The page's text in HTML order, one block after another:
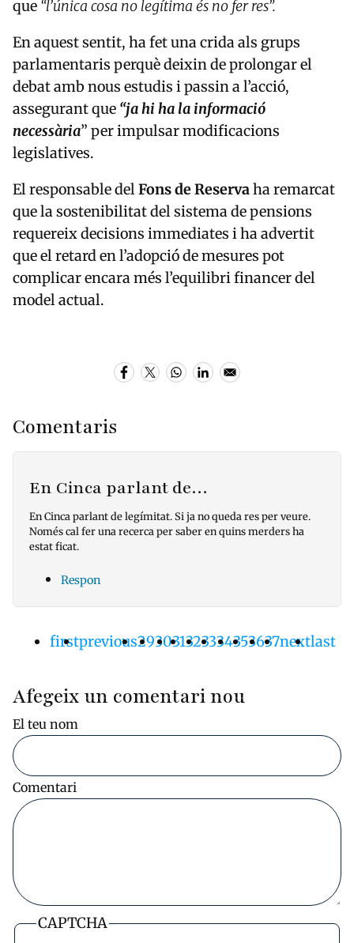
que “l’única cosa no legítima és no fer res”.
En aquest sentit, ha fet una crida als grups
parlamentaris perquè deixin de prolongar el
debat amb nous estudis i passin a l’acció,
assegurant que “ja hi ha la informació
necessària” per impulsar modificacions
legislatives.
El responsable delFons de Reservaha remarcat
que la sostenibilitat del sistema de pensions
requereix decisions immediates i ha advertit
que el retard en l’adopció de mesures pot
complicar encara més l’equilibri financer del
model actual.
Comentaris
En Cinca parlant de…
En Cinca parlant de legímitat. Si ja no queda res per veure.
Només cal fer una recerca per saber en quins merders ha
estat ficat.
Respon
Paginació
Primera
firstPàgina
previousPàgina
29Pàgina
30Pàgina
31Pàgina
32Pàgina
33Pàgina
34Pàgina
35Pàgina
36Pàgina
37Pàgina
nextlast
Afegeix un comentari nou
El teu nom
Comentari
CAPTCHA